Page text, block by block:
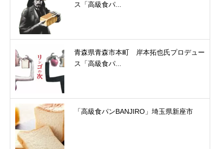
ス「高級食パ...
青森県青森市本町 岸本拓也氏プロデュー
ス「高級食パ...
「高級食パンBANJIRO」埼玉県新座市